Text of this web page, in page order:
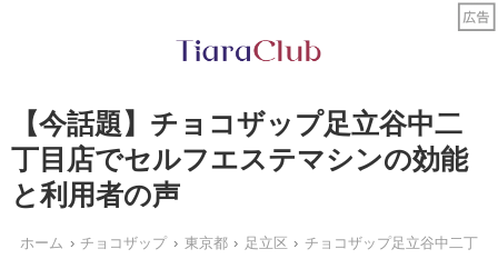
【今話題】チョコザップ足立谷中二
丁目店でセルフエステマシンの効能
と利用者の声
ホーム チョコザップ 東京都 足立区
チョコザップ足立谷中二丁